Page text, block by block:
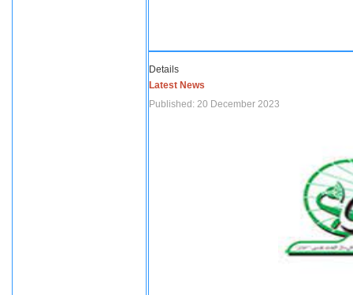
Details
Latest News
Published: 20 December 2023